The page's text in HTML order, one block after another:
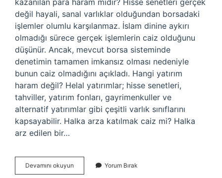
kazanılan para haram mıdır? Hisse senetleri gerçek
değil hayali, sanal varlıklar olduğundan borsadaki
işlemler olumlu karşılanmaz. İslam dinine aykırı
olmadığı sürece gerçek işlemlerin caiz olduğunu
düşünür. Ancak, mevcut borsa sisteminde
denetimin tamamen imkansız olması nedeniyle
bunun caiz olmadığını açıkladı. Hangi yatırım
haram değil? Helal yatırımlar; hisse senetleri,
tahviller, yatırım fonları, gayrimenkuller ve
alternatif yatırımlar gibi çeşitli varlık sınıflarını
kapsayabilir. Halka arza katılmak caiz mi? Halka
arz edilen bir…
Devamını okuyun Traderlik
Haram
Yorum Bırak